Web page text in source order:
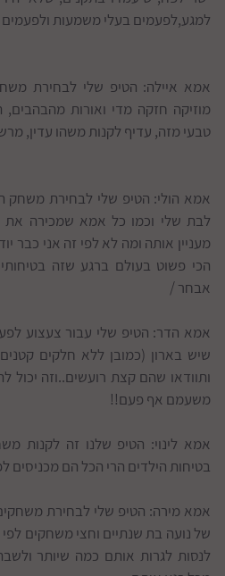
למגע,לפעמים בעלי משמעות
אמא איילה: הטיפ שלי לבחירת
מוזיקה חזקה מדי ואורות מהבהבים,
טבעי מזה, עדיף לקנות משהו עדין,
אמא הולי: הטיפ שלי לבחירת משחק
לבת שלי וכמו כל אמא שמכירה
מעניין אותה ומה לא לפי זה אני כבר
הכי פשוט בעולם ברגע שזה
אבחר /
אמא הדר: הטיפ שלי עבור צעצוע
שיש בארון (כמובן ללא חלקים
ותוודאו שהם קצת רועשים..וזה יכול
משעמם אף פעם!!
אמא לינוי: הטיפ שלנו זה לקנות
בטיחות הילדים הרי הכל הם מכניסים
אמא מירה: הטיפ שלי לבחירת
של נועה בת שנתיים וחצי משחקים לפי
לנסות לגרות אותם כמה שיותר